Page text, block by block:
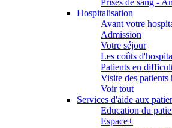
Prises de sang -
Hospitalisation
Avant votre
Admission
Votre séjour
Les coûts
Patients en
Visite des patients
Voir tout
Services d'aide aux
Education du
Espace+